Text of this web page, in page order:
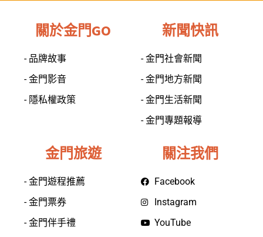
關於金門GO
- 品牌故事
- 金門影音
- 隱私權政策
新聞快訊
- 金門社會新聞
- 金門地方新聞
- 金門生活新聞
- 金門專題報導
金門旅遊
- 金門遊程推薦
- 金門票券
- 金門伴手禮
關注我們
Facebook
Instagram
YouTube